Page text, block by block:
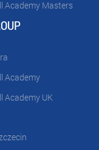
Academy Masters
Academy
Academy UK